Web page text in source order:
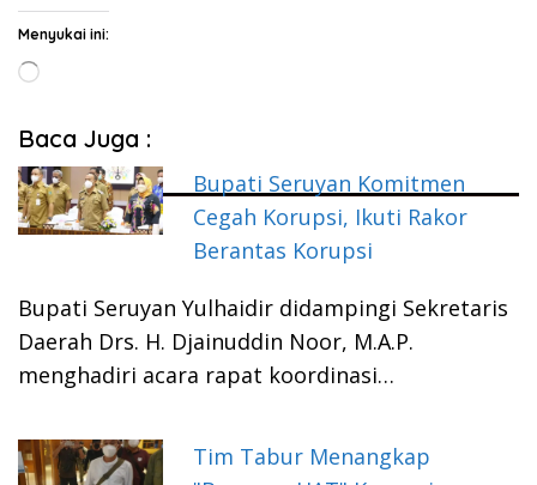
Menyukai ini:
Memuat...
Baca Juga :
Bupati Seruyan Komitmen
Cegah Korupsi, Ikuti Rakor
Berantas Korupsi
Bupati Seruyan Yulhaidir didampingi Sekretaris
Daerah Drs. H. Djainuddin Noor, M.A.P.
menghadiri acara rapat koordinasi…
Tim Tabur Menangkap